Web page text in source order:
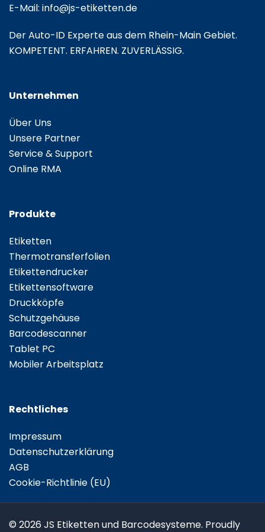
E-Mail: info@js-etiketten.de
Der Auto-ID Experte aus dem Rhein-Main Gebiet.
KOMPETENT. ERFAHREN. ZUVERLÄSSIG.
Unternehmen
Über Uns
Unsere Partner
Service & Support
Online RMA
Produkte
Etiketten
Thermotransferfolien
Etikettendrucker
Etikettensoftware
Druckköpfe
Schutzgehäuse
Barcodescanner
Tablet PC
Mobiler Arbeitsplatz
Rechtliches
Impressum
Datenschutzerklärung
AGB
Cookie-Richtlinie (EU)
© 2026 JS Etiketten und Barcodesysteme. Proudly